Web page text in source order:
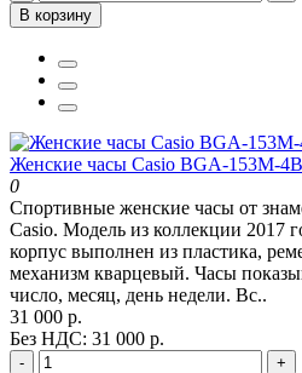
В корзину
Женские часы Casio BGA-153M-
0
Спортивные женские часы от
Casio. Модель из коллекции 2017
корпус выполнен из пластика,
механизм кварцевый. Часы
число, месяц, день недели. Вс..
31 000 р.
Без НДС: 31 000 р.
-
+